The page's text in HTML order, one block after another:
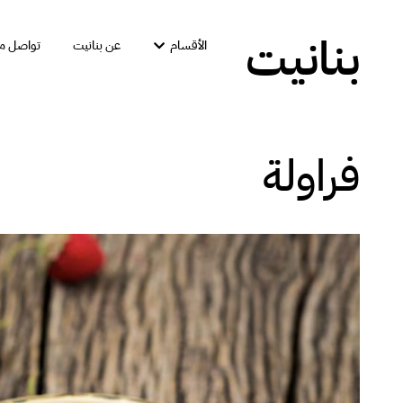
بنانيت الأقسام عن بنانيت تواصل
فراولة